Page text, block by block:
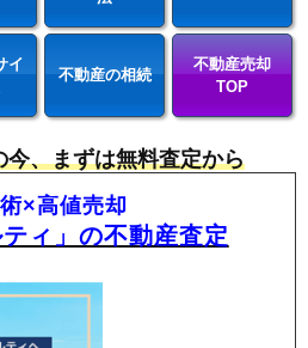
イ
不動産の相続
不動産売却
TOP
今、まずは無料査定から
×高値売却
ティ」の不動産査定